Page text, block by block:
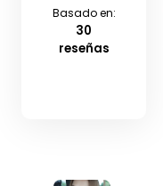
Basado en:
30
reseñas